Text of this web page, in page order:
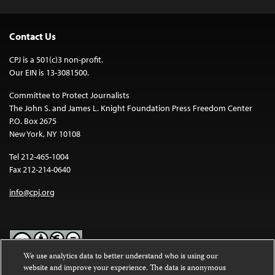
Contact Us
CPJ is a 501(c)3 non-profit.
Our EIN is 13-3081500.
Committee to Protect Journalists
The John S. and James L. Knight Foundation Press Freedom Center
P.O. Box 2675
New York, NY 10108
Tel 212-465-1004
Fax 212-214-0640
info@cpj.org
Except where noted, text on this website is licensed under a
We use analytics data to better understand who is using our
website and improve your experience. The data is anonymous